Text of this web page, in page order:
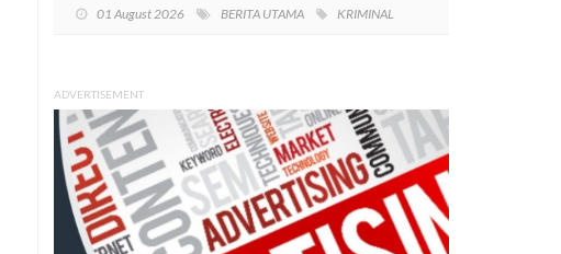
01 August 2026 BERITA UTAMA KRIMINAL
ADVERTISEMENT